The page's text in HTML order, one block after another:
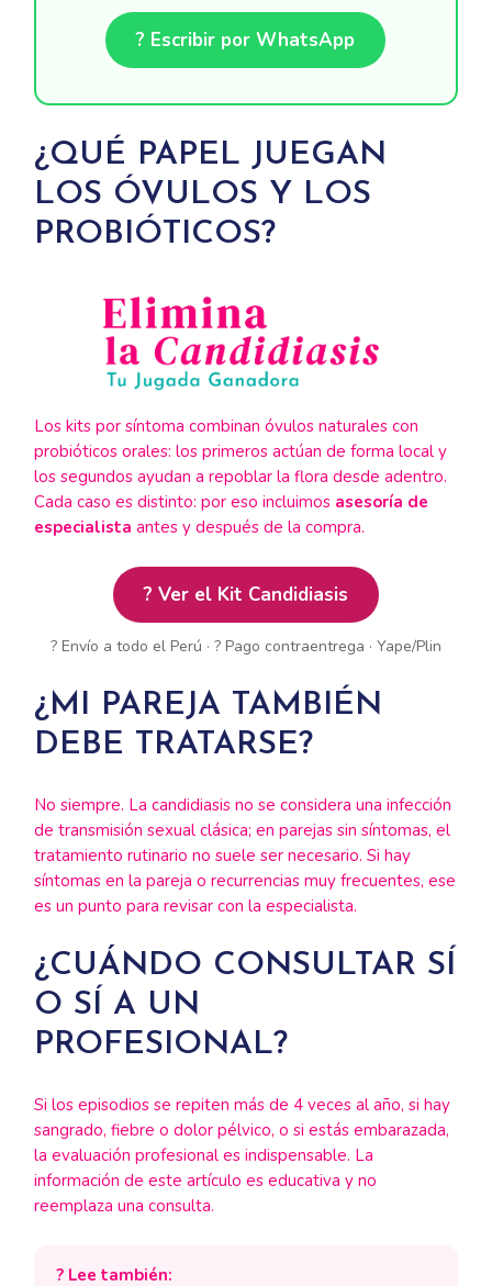
? Escribir por WhatsApp
¿QUÉ PAPEL JUEGAN
LOS ÓVULOS Y LOS
PROBIÓTICOS?
Los kits por síntoma combinan óvulos naturales con
probióticos orales: los primeros actúan de forma local y
los segundos ayudan a repoblar la flora desde adentro.
Cada caso es distinto: por eso incluimos asesoría de
especialista antes y después de la compra.
? Ver el Kit Candidiasis
? Envío a todo el Perú · ? Pago contraentrega · Yape/Plin
¿MI PAREJA TAMBIÉN
DEBE TRATARSE?
No siempre. La candidiasis no se considera una infección
de transmisión sexual clásica; en parejas sin síntomas, el
tratamiento rutinario no suele ser necesario. Si hay
síntomas en la pareja o recurrencias muy frecuentes, ese
es un punto para revisar con la especialista.
¿CUÁNDO CONSULTAR SÍ
O SÍ A UN
PROFESIONAL?
Si los episodios se repiten más de 4 veces al año, si hay
sangrado, fiebre o dolor pélvico, o si estás embarazada,
la evaluación profesional es indispensable. La
información de este artículo es educativa y no
reemplaza una consulta.
? Lee también: